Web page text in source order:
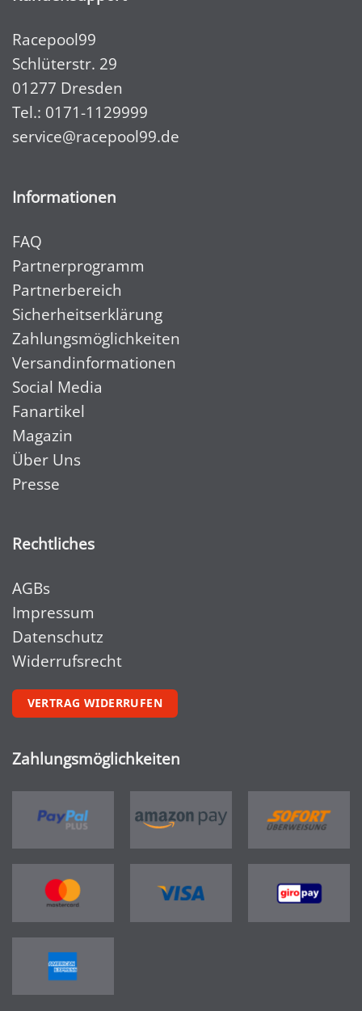
Racepool99
Schlüterstr. 29
01277 Dresden
Tel.: 0171-1129999
service@racepool99.de
Informationen
FAQ
Partnerprogramm
Partnerbereich
Sicherheitserklärung
Zahlungsmöglichkeiten
Versandinformationen
Social Media
Fanartikel
Magazin
Über Uns
Presse
Rechtliches
AGBs
Impressum
Datenschutz
Widerrufsrecht
VERTRAG WIDERRUFEN
Zahlungsmöglichkeiten